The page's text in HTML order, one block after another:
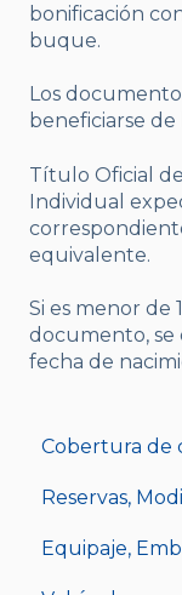
bonificación
buque.
Los
beneficiarse de
Título Oficial
Individual
equivalente.
Si es menor de
documento, se
fecha de
Cobertura de
Reservas,
Equipaje,